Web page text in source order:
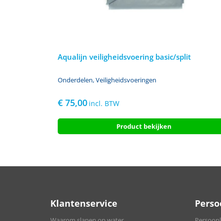
Aqualijn veiligheidsvoering basic/split
Onderdelen,Veiligheidsvoeringen
€ 75,00 incl. BTW
Product bekijken
Klantenservice